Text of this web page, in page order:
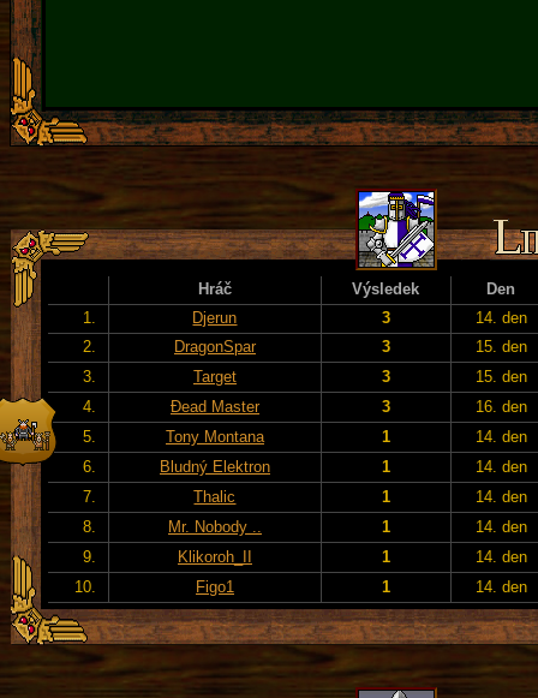
Hráč Výsledek
Den
1.
Djerun 3
14. den
2.
DragonSpar 3
15. den
3.
Target 3
15. den
4.
Đead Master 3
16. den
5.
Tony Montana 1
14. den
6.
Bludný Elektron 1
14. den
7.
Thalic 1
14. den
8.
Mr. Nobody .. 1
14. den
9.
Klikoroh_II 1
14. den
10.
Figo1 1 14. den